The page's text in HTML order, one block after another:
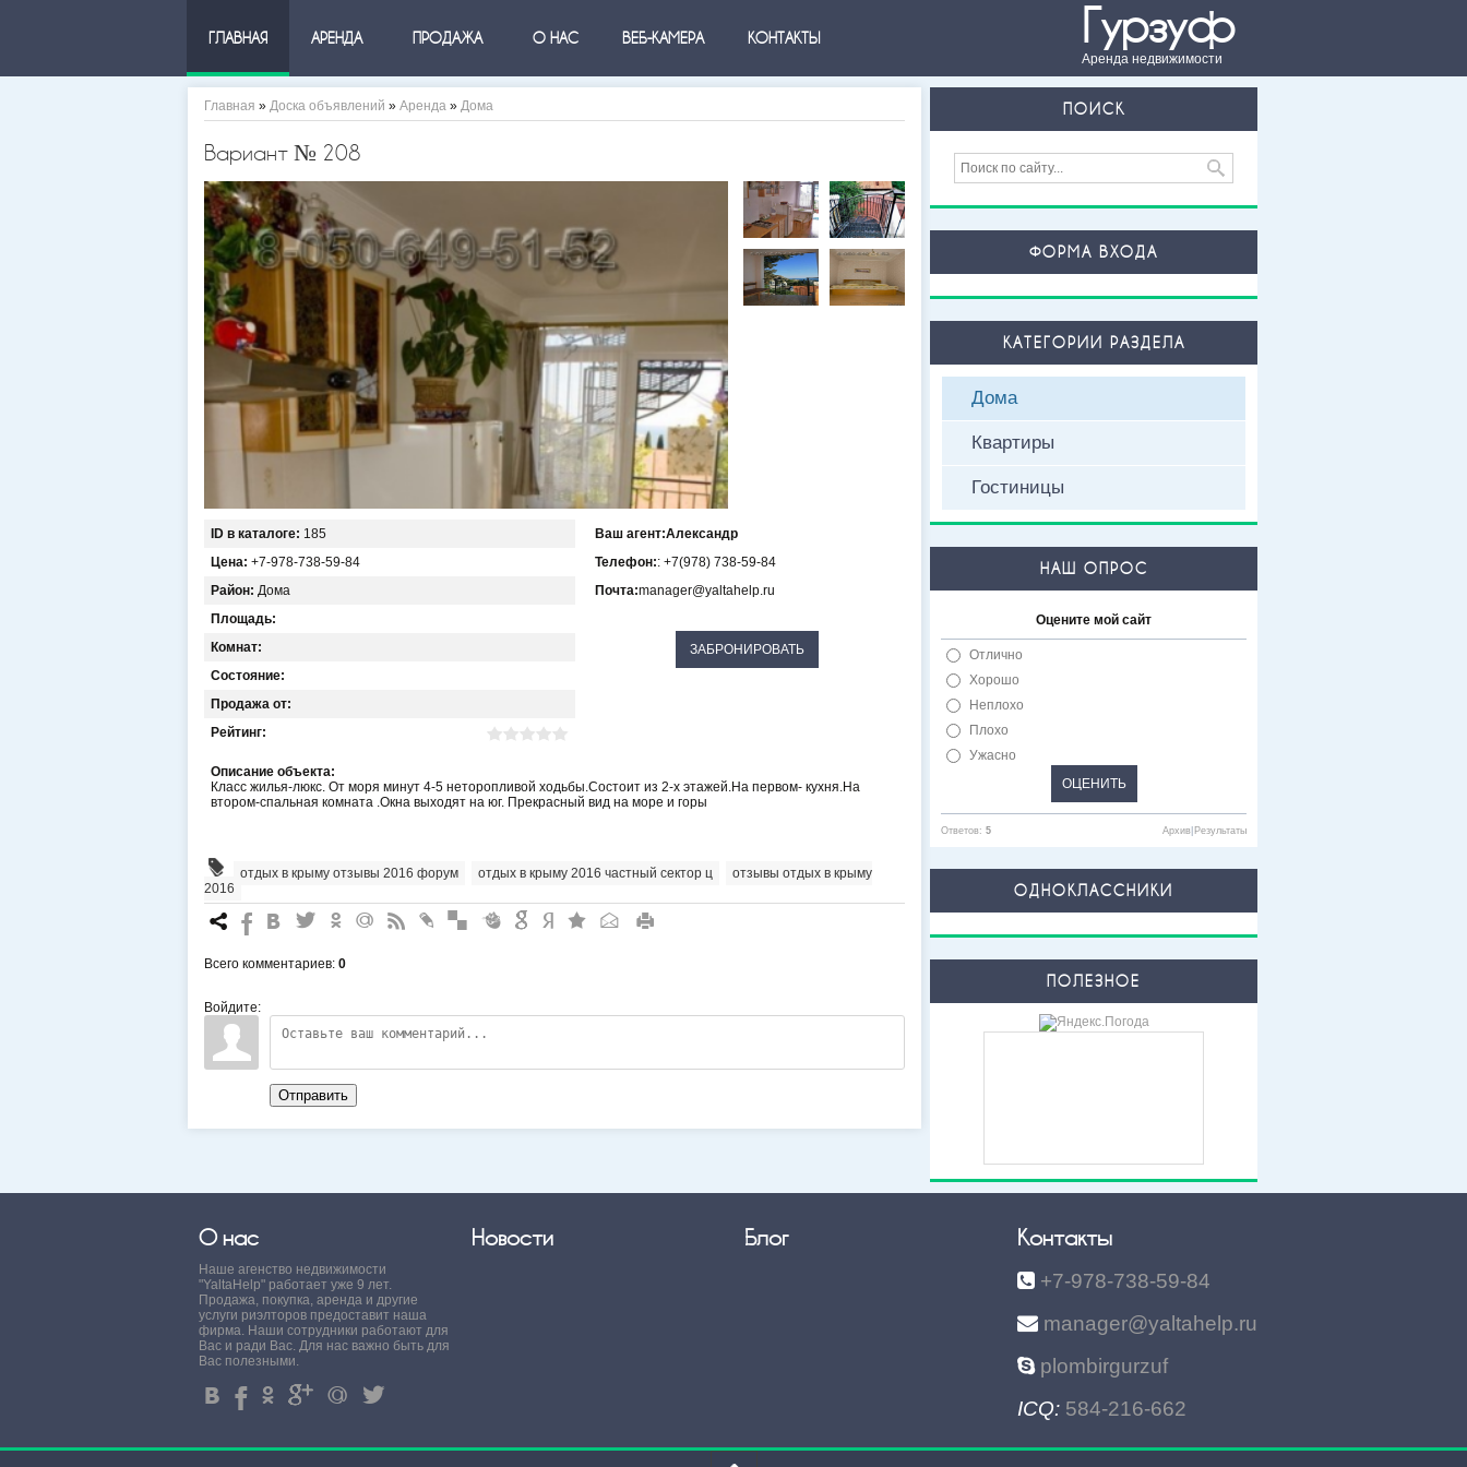
ГЛАВНАЯ АРЕНДА ПРОДАЖА О НАС ВЕБ-КАМЕРА КОНТАКТЫ Гурзуф
Аренда недвижимости
Главная » Доска объявлений » Аренда » Дома
Вариант № 208
ID в каталоге: 185
Цена: +7-978-738-59-84
Район: Дома
Площадь:
Комнат:
Состояние:
Продажа от:
Рейтинг:
Ваш агент:Александр
Телефон:: +7(978) 738-59-84
Почта:manager@yaltahelp.ru
Описание объекта:
Класс жилья-люкс. От моря минут 4-5 неторопливой ходьбы.Состоит из 2-х этажей.На первом- кухня.На
втором-спальная комната .Окна выходят на юг. Прекрасный вид на море и горы
отдых в крыму отзывы 2016 форум отдых в крыму 2016 частный сектор ц
отзывы отдых в крыму
2016
7 % 4 3 . + 0 * # " & 6 Q P R
Всего комментариев: 0
Войдите:
Отправить
ПОИСК
ФОРМА ВХОДА
КАТЕГОРИИ РАЗДЕЛА
Дома
Квартиры
Гостиницы
НАШ ОПРОС
Оцените мой сайт
Отлично
Хорошо
Неплохо
Плохо
Ужасно
Ответов: 5 Результаты
Архив
ОДНОКЛАССНИКИ
ПОЛЕЗНОЕ
О нас
Наше агенство недвижимости
"YaltaHelp" работает уже 9 лет.
Продажа, покупка, аренда и другие
услуги риэлторов предоставит наша
фирма. Наши сотрудники работают для
Вас и ради Вас. Для нас важно быть для
Вас полезными.
4 % . ' + 3
Новости Блог Контакты
+7-978-738-59-84
manager@yaltahelp.ru
plombirgurzuf
ICQ: 584-216-662